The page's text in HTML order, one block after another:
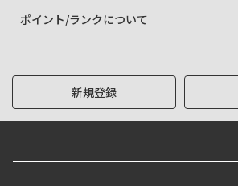
ポイント/ランクについて
新規登録